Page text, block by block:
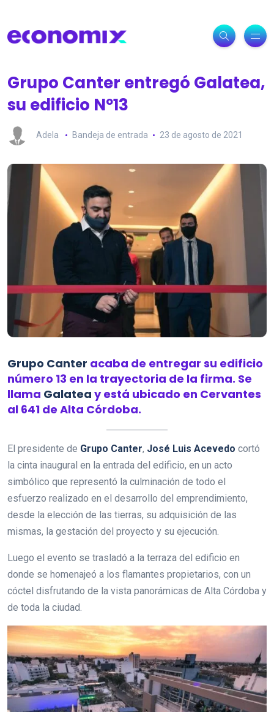
Grupo Canter entregó Galatea,
su edificio Nº13
Adela Bandeja de entrada 23 de agosto de 2021
Grupo Canter acaba de entregar su edificio
número 13 en la trayectoria de la firma. Se
llama Galatea y está ubicado en Cervantes
al 641 de Alta Córdoba.
El presidente de Grupo Canter, José Luis Acevedo cortó
la cinta inaugural en la entrada del edificio, en un acto
simbólico que representó la culminación de todo el
esfuerzo realizado en el desarrollo del emprendimiento,
desde la elección de las tierras, su adquisición de las
mismas, la gestación del proyecto y su ejecución.
Luego el evento se trasladó a la terraza del edificio en
donde se homenajeó a los flamantes propietarios, con un
cóctel disfrutando de la vista panorámicas de Alta Córdoba y
de toda la ciudad.